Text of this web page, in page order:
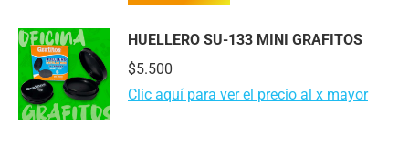
HUELLERO SU-133 MINI GRAFITOS
$5.500
Clic aquí para ver el precio al x mayor